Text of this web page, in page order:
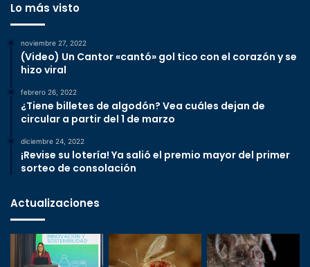
Lo más visto
noviembre 27, 2022
(Video) Un Cantor «cantó» gol tico con el corazón y se
hizo viral
febrero 26, 2022
¿Tiene billetes de algodón? Vea cuáles dejan de
circular a partir del 1 de marzo
diciembre 24, 2022
¡Revise su lotería! Ya salió el premio mayor del primer
sorteo de consolación
Actualizaciones